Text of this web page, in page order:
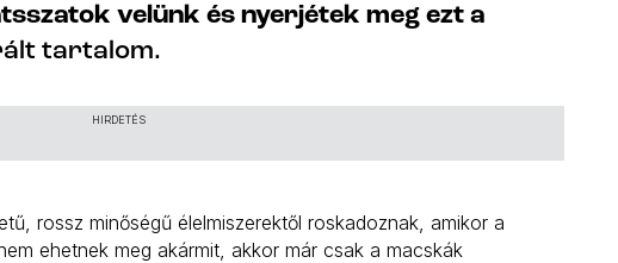
velünk és nyerjétek meg ezt a
tartalom.
HIRDETÉS
rossz minőségű élelmiszerektől roskadoznak, amikor a
ehetnek meg akármit, akkor már csak a macskák